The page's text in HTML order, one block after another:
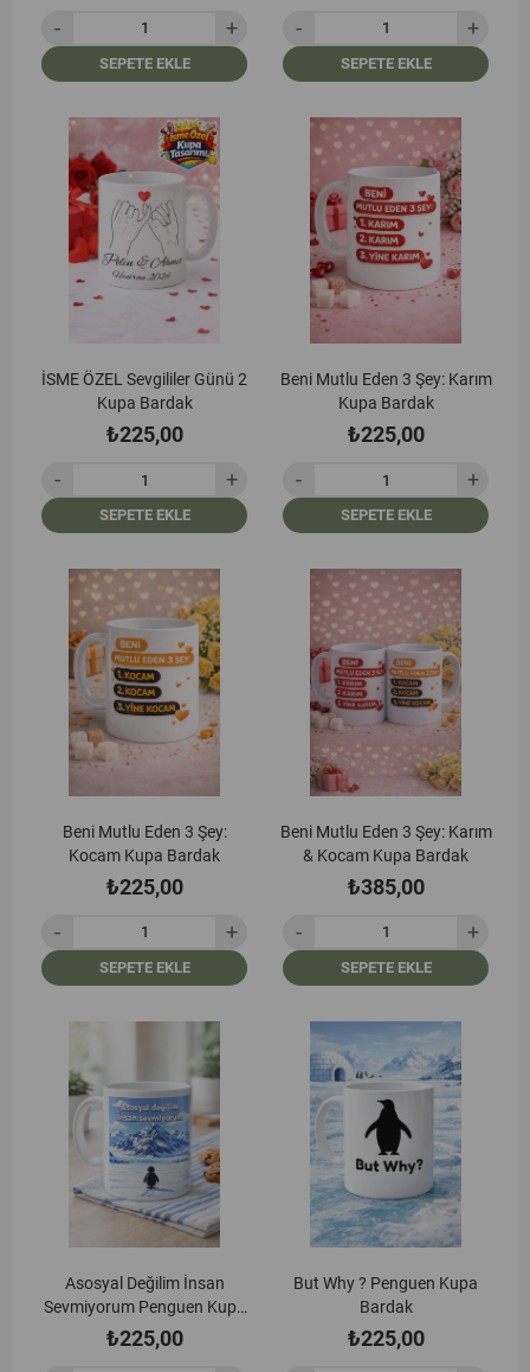
SEPETE EKLE SEPETE EKLE
İSME ÖZEL Sevgililer Günü 2
Kupa Bardak
₺225,00
SEPETE EKLE
Beni Mutlu Eden 3 Şey: Karım
Kupa Bardak
₺225,00
SEPETE EKLE
Beni Mutlu Eden 3 Şey:
Kocam Kupa Bardak
₺225,00
SEPETE EKLE
Beni Mutlu Eden 3 Şey: Karım
& Kocam Kupa Bardak
₺385,00
SEPETE EKLE
Asosyal Değilim İnsan
Sevmiyorum Penguen Kupa
Bardak
₺225,00
But Why ? Penguen Kupa
Bardak
₺225,00